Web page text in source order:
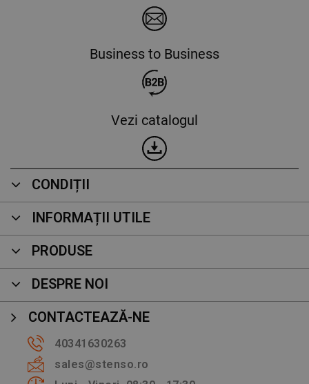
Business to Business
Vezi catalogul
CONDIȚII
INFORMAȚII UTILE
PRODUSE
DESPRE NOI
CONTACTEAZĂ-NE
40341630263
sales@stenso.ro